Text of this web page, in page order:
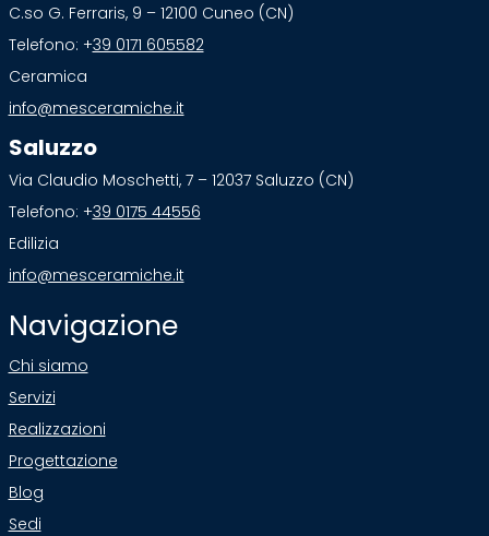
C.so G. Ferraris, 9 – 12100 Cuneo (CN)
Telefono: +39 0171 605582
Ceramica
info@mesceramiche.it
Saluzzo
Via Claudio Moschetti, 7 – 12037 Saluzzo (CN)
Telefono: +39 0175 44556
Edilizia
info@mesceramiche.it
Navigazione
Chi siamo
Servizi
Realizzazioni
Progettazione
Blog
Sedi